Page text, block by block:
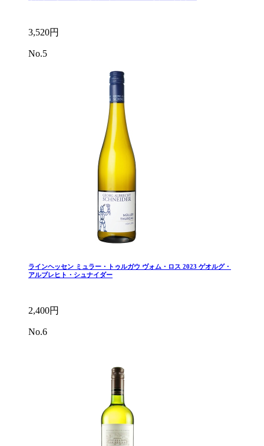
3,520円
No.5
ラインヘッセン ミュラー・トゥルガウ ヴォム・ロス 2023 ゲオルグ・
アルブレヒト・シュナイダー
2,400円
No.6